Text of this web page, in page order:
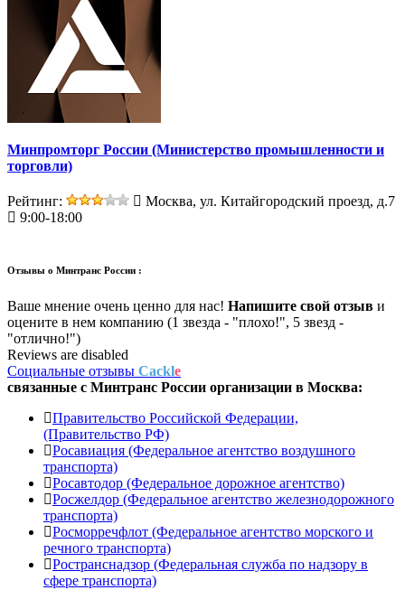
Минпромторг России (Министерство промышленности и
торговли)
Рейтинг:
Москва, ул. Китайгородский проезд, д.7
9:00-18:00
Отзывы о Минтранс России :
Ваше мнение очень ценно для нас! Напишите свой отзыв и
оцените в нем компанию (1 звезда - "плохо!", 5 звезд -
"отлично!")
Reviews are disabled
Социальные отзывы Cackle
связанные с Минтранс России организации в Москва:
Правительство Российской Федерации,
(Правительство РФ)
Росавиация (Федеральное агентство воздушного
транспорта)
Росавтодор (Федеральное дорожное агентство)
Росжелдор (Федеральное агентство железнодорожного
транспорта)
Росморречфлот (Федеральное агентство морского и
речного транспорта)
Ространснадзор (Федеральная служба по надзору в
сфере транспорта)